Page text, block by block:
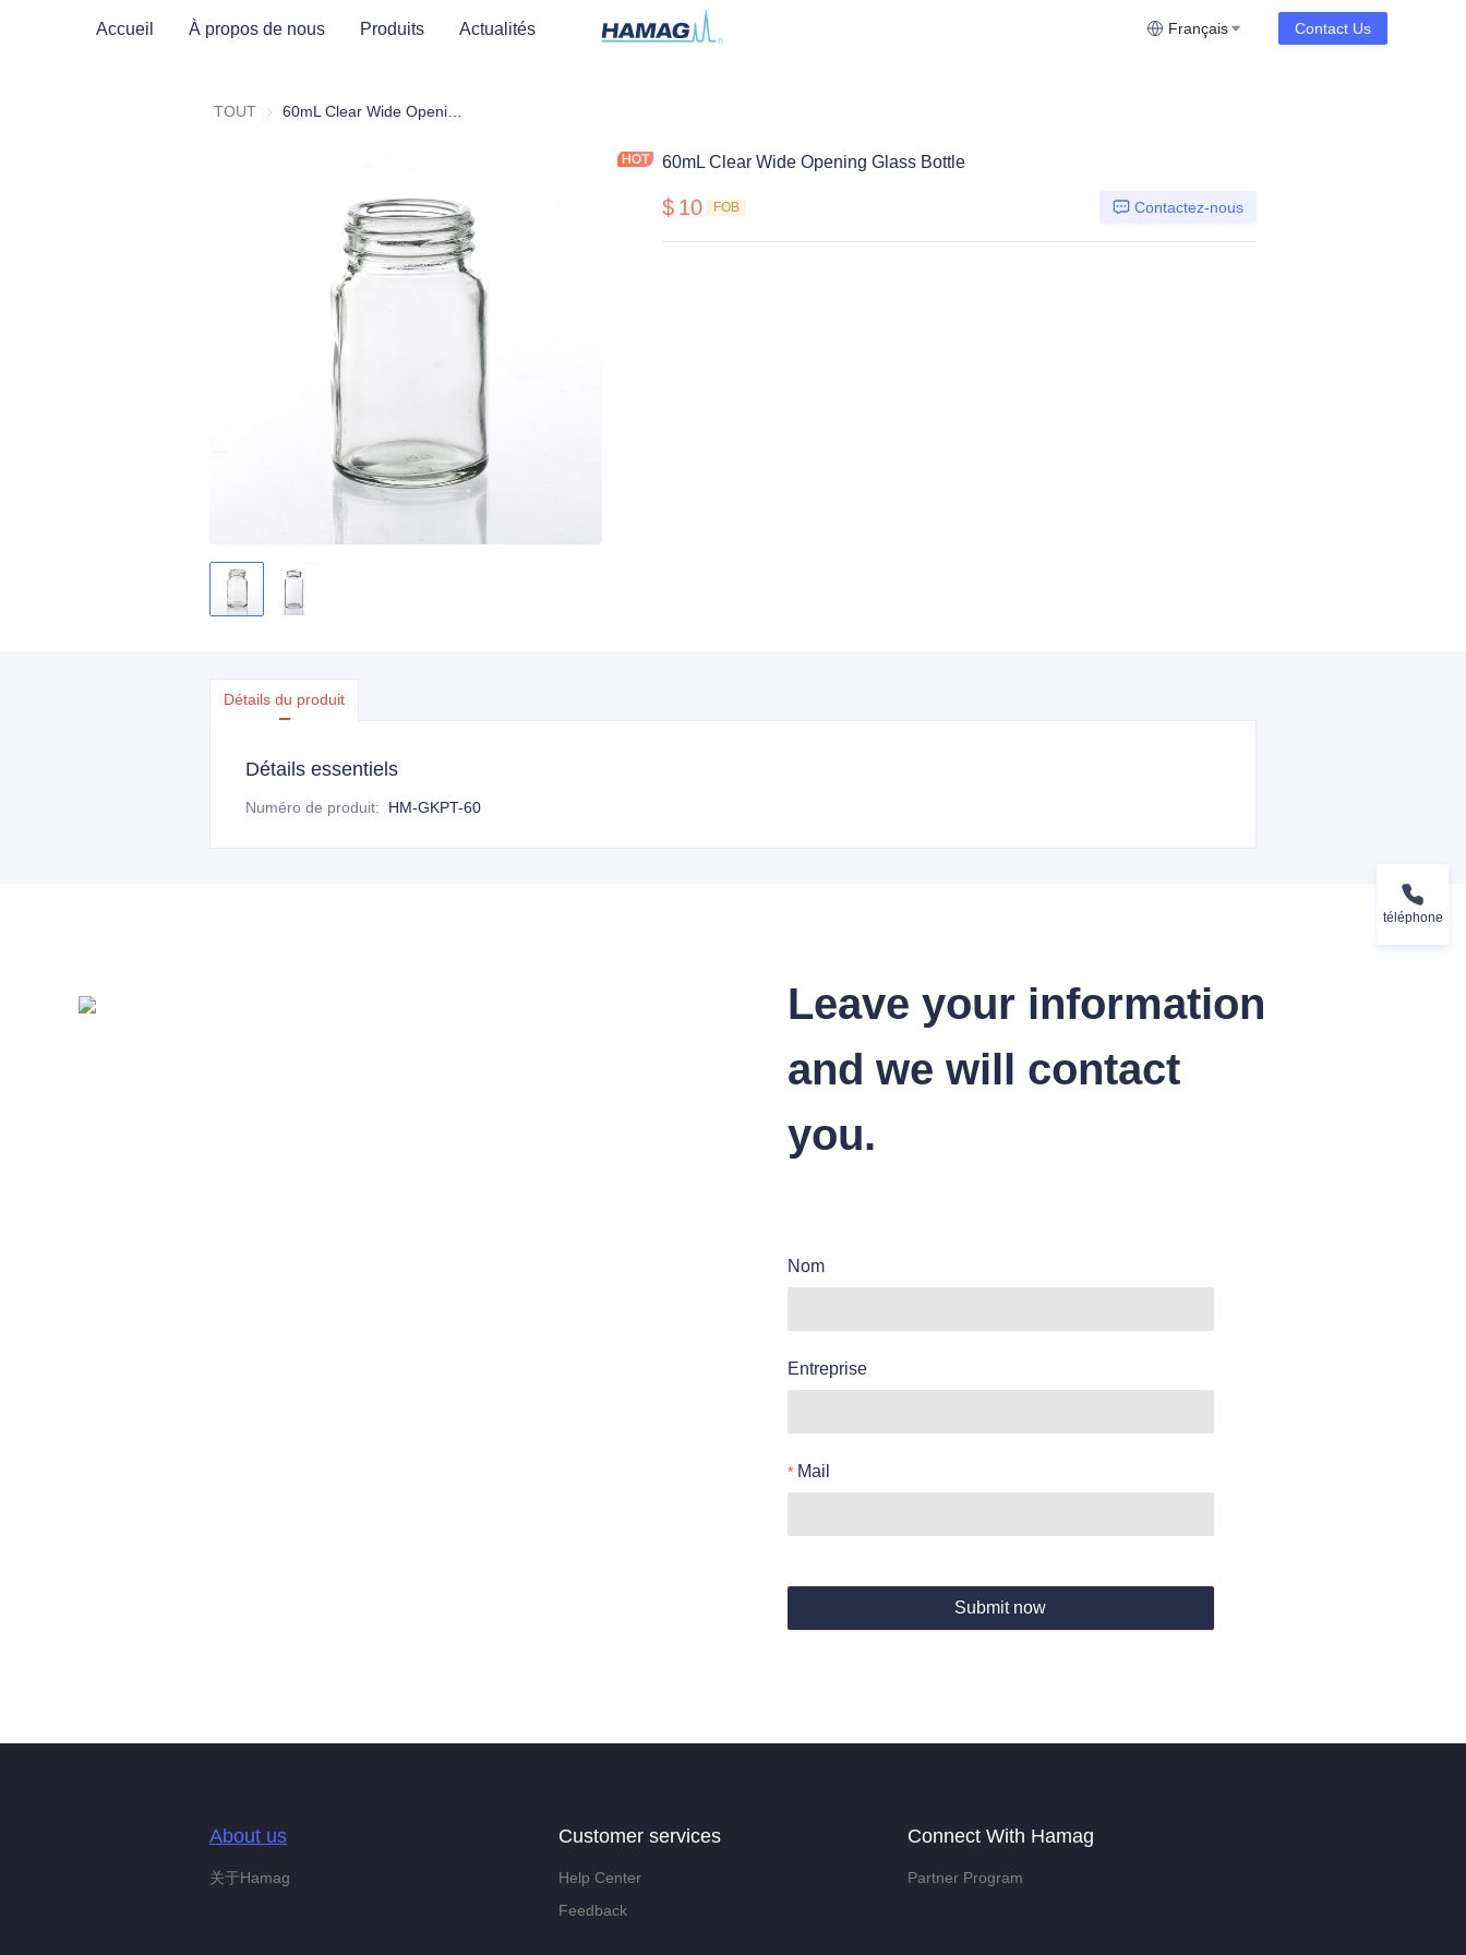
Accueil À propos de nous Produits Actualités Français Contact Us
TOUT
60mL Clear Wide Opening Glass Bottle
$ 10 FOB Contactez-nous
Détails du produit
Détails essentiels
Numéro de produit: HM-GKPT-60
Leave your information
and we will contact
you.
Nom
Entreprise
Mail
Submit now
About us
关于Hamag
Customer services
Help Center
Feedback
Connect With Hamag
Partner Program
téléphone